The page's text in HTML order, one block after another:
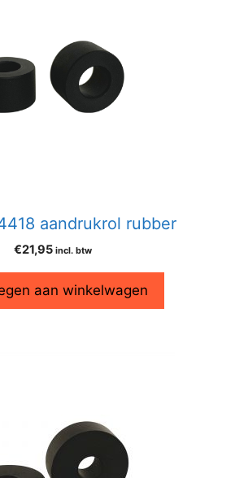
aandrukrol rubber
€21,95 incl. btw
aan winkelwagen